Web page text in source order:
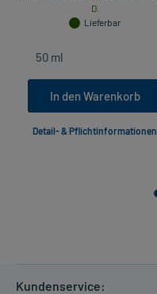
D.
Lieferbar
In den Warenkorb
Detail- & Pflichtinformationen
Kundenservice: